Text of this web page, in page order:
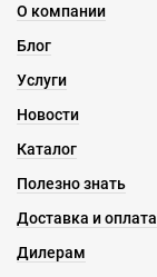
О компании
Блог
Услуги
Новости
Каталог
Полезно знать
Доставка и оплата
Дилерам